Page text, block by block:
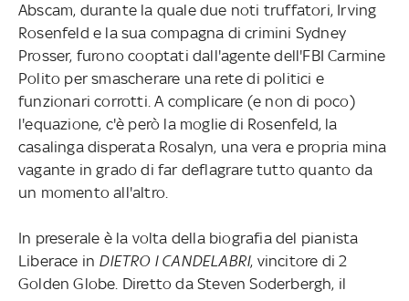
Abscam, durante la quale due noti truffatori, Irving
Rosenfeld e la sua compagna di crimini Sydney
Prosser, furono cooptati dall'agente dell'FBI Carmine
Polito per smascherare una rete di politici e
funzionari corrotti. A complicare (e non di poco)
l'equazione, c'è però la moglie di Rosenfeld, la
casalinga disperata Rosalyn, una vera e propria mina
vagante in grado di far deflagrare tutto quanto da
un momento all'altro.
In preserale è la volta della biografia del pianista
Liberace in DIETRO I CANDELABRI, vincitore di 2
Golden Globe. Diretto da Steven Soderbergh, il